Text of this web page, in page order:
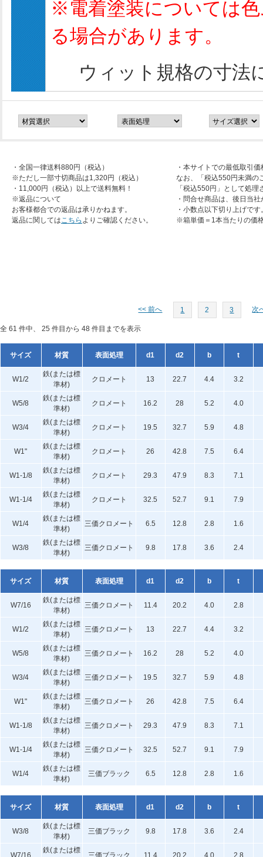
※電着塗装については
る場合があります。
ウィット規格の寸法
・全国一律送料880円（税込）
※ただし一部寸切商品は1,320円（税込）
・11,000円（税込）以上で送料無料！
※返品について
お客様都合での返品は承りかねます。
返品に関してはこちら よりご確認ください。
・本サイトでの最低取引
なお、「税込550円未満の
「税込550円」として処
・問合せ商品は、後日当
・小数点以下切り上げです
※箱単価＝1本当たりの価
<< 前へ 1 2 3 次
全 61 件中、 25 件目から 48 件目までを表示
サイズ 材質 表面処理 d1 d2 b t
W1/2
鉄(または標
準材)
クロメート 13 22.7 4.4 3.2
W5/8
鉄(または標
準材)
クロメート 16.2 28 5.2 4.0
W3/4
鉄(または標
準材)
クロメート 19.5 32.7 5.9 4.8
W1"
鉄(または標
準材)
クロメート 26 42.8 7.5 6.4
W1-1/8
鉄(または標
準材)
クロメート 29.3 47.9 8.3 7.1
W1-1/4
鉄(または標
準材)
クロメート 32.5 52.7 9.1 7.9
W1/4
鉄(または標
準材)
三価クロメート 6.5 12.8 2.8 1.6
W3/8
鉄(または標
準材)
三価クロメート 9.8 17.8 3.6 2.4
サイズ 材質 表面処理 d1 d2 b t
W7/16
鉄(または標
準材)
三価クロメート 11.4 20.2 4.0 2.8
W1/2
鉄(または標
準材)
三価クロメート 13 22.7 4.4 3.2
W5/8
鉄(または標
準材)
三価クロメート 16.2 28 5.2 4.0
W3/4
鉄(または標
準材)
三価クロメート 19.5 32.7 5.9 4.8
W1"
鉄(または標
準材)
三価クロメート 26 42.8 7.5 6.4
W1-1/8
鉄(または標
準材)
三価クロメート 29.3 47.9 8.3 7.1
W1-1/4
鉄(または標
準材)
三価クロメート 32.5 52.7 9.1 7.9
W1/4
鉄(または標
準材)
三価ブラック 6.5 12.8 2.8 1.6
サイズ 材質 表面処理 d1 d2 b t
W3/8
鉄(または標
準材)
三価ブラック 9.8 17.8 3.6 2.4
W7/16
鉄(または標
三価ブラック 11.4 20.2 4.0 2.8